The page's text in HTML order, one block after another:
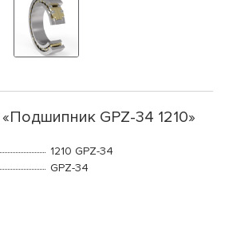
GPZ-34 1210»
1210 GPZ-34
GPZ-34